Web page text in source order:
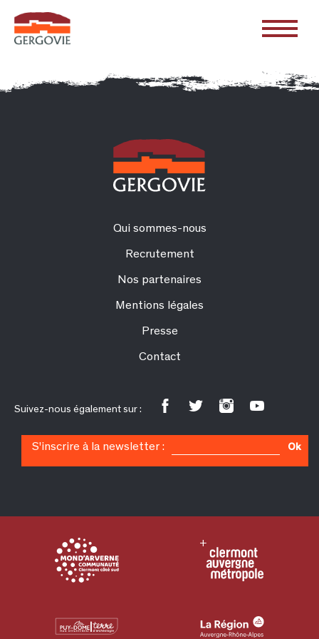
Qui sommes-nous
Recrutement
Nos partenaires
Mentions légales
Presse
Contact
Suivez-nous également sur :
S'inscrire à la newsletter : Ok